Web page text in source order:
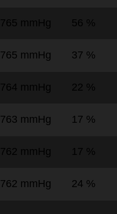
765 mmHg 56 %
765 mmHg 37 %
764 mmHg 22 %
763 mmHg 17 %
762 mmHg 17 %
762 mmHg 24 %